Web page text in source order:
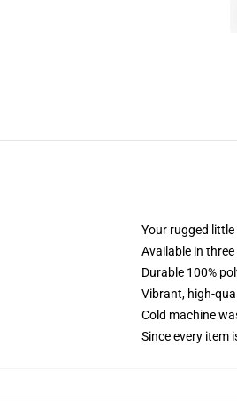
Your rugged
Available in
Durable 100%
Vibrant, high-
Cold machine
Since every item